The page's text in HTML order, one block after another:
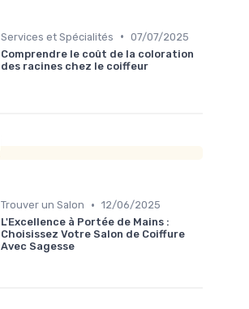
Services et Spécialités • 07/07/2025
Comprendre le coût de la coloration
des racines chez le coiffeur
Trouver un Salon • 12/06/2025
L'Excellence à Portée de Mains :
Choisissez Votre Salon de Coiffure
Avec Sagesse